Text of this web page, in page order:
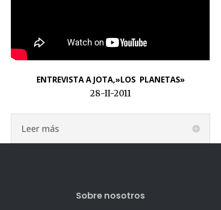
ENTREVISTA A JOTA,»LOS PLANETAS»
28-II-2011
Leer más
Sobre nosotros